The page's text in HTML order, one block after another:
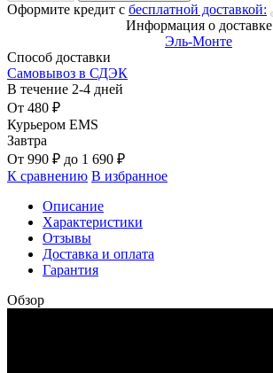
Оформите кредит с бесплатной доставкой:
Информация о доставке
Эль-Монте
Способ доставки
Самовывоз в СДЭК
В течение 2-4 дней
От 480 ₽
Курьером EMS
Завтра
От 990 ₽ до 1 690 ₽
К сравнению В избранное
Описание
Характеристики
Отзывы
Доставка и оплата
Гарантия
Обзор